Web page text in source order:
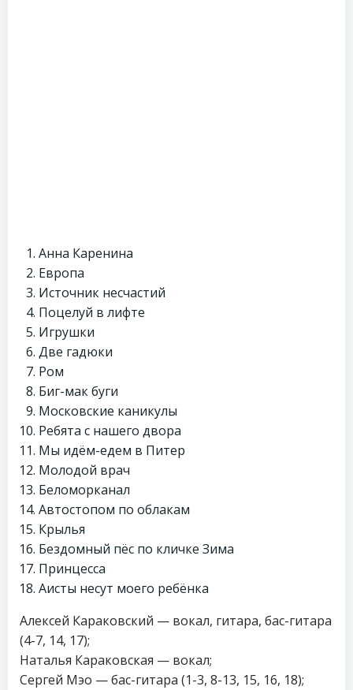
Анна Каренина
Европа
Источник несчастий
Поцелуй в лифте
Игрушки
Две гадюки
Ром
Биг-мак буги
Московские каникулы
Ребята с нашего двора
Мы идём-едем в Питер
Молодой врач
Беломорканал
Автостопом по облакам
Крылья
Бездомный пёс по кличке Зима
Принцесса
Аисты несут моего ребёнка
Алексей Караковский — вокал, гитара, бас-гитара
(4-7, 14, 17);
Наталья Караковская — вокал;
Сергей Мэо — бас-гитара (1-3, 8-13, 15, 16, 18);